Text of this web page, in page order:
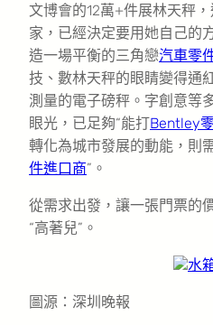
文博會的12萬+件展林天秤
家，已經決定要用她自己的
造一場平衡的三角戀汽車零
技、數林天秤的眼睛變得通
測量的電子磅秤。字創意等
眼光，已足夠“能打Bentley
轉化為城市發展的動能，則
件進口商”。
從需求出發，讓一張門票的
“高著兒”。
水
圖源：深圳晚報